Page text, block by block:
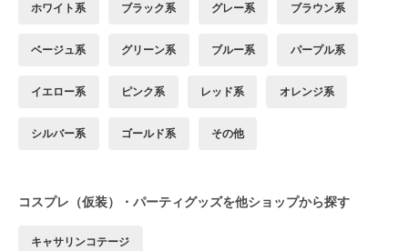
ホワイト系 ブラック系 グレー系 ブラウン系
ベージュ系 グリーン系 ブルー系 パープル系
イエロー系 ピンク系 レッド系 オレンジ系
シルバー系 ゴールド系 その他
コスプレ（仮装）・パーティグッズを他ショップから探す
キャサリンコテージ